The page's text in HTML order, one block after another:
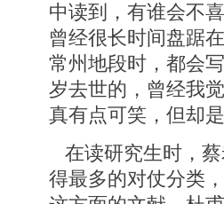
中读到，有谁会不
曾经很长时间盘踞
常州地段时，都会
岁去世的，曾经我
真有点可笑，但却是
在读研究生时，
得最多的对仗分类